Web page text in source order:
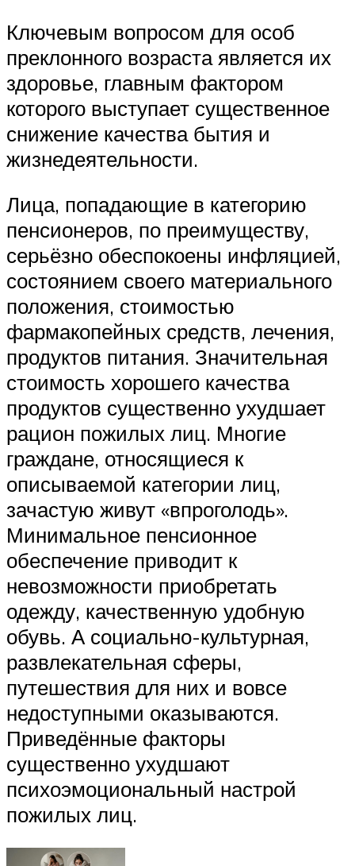
Ключевым вопросом для особ
преклонного возраста является их
здоровье, главным фактором
которого выступает существенное
снижение качества бытия и
жизнедеятельности.
Лица, попадающие в категорию
пенсионеров, по преимуществу,
серьёзно обеспокоены инфляцией,
состоянием своего материального
положения, стоимостью
фармакопейных средств, лечения,
продуктов питания. Значительная
стоимость хорошего качества
продуктов существенно ухудшает
рацион пожилых лиц. Многие
граждане, относящиеся к
описываемой категории лиц,
зачастую живут «впроголодь».
Минимальное пенсионное
обеспечение приводит к
невозможности приобретать
одежду, качественную удобную
обувь. А социально-культурная,
развлекательная сферы,
путешествия для них и вовсе
недоступными оказываются.
Приведённые факторы
существенно ухудшают
психоэмоциональный настрой
пожилых лиц.